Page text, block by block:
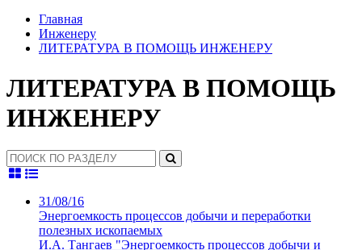
Главная
Инженеру
ЛИТЕРАТУРА В ПОМОЩЬ ИНЖЕНЕРУ
ЛИТЕРАТУРА В ПОМОЩЬ
ИНЖЕНЕРУ
31/08/16
Энергоемкость процессов добычи и переработки
полезных ископаемых
И.А. Тангаев "Энергоемкость процессов добычи и